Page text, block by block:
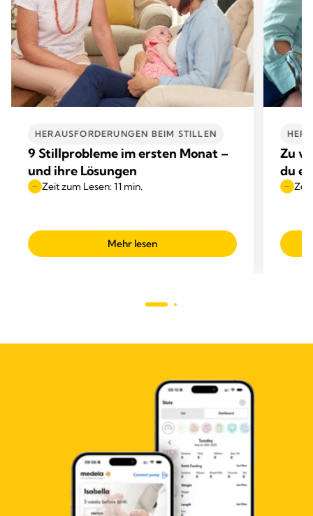
HERAUSFORDERUNGEN BEIM STILLEN​
9 Stillprobleme im ersten Monat –
und ihre Lösungen
Zeit zum Lesen: 11 min.
Mehr lesen
Zu
du
Zeit